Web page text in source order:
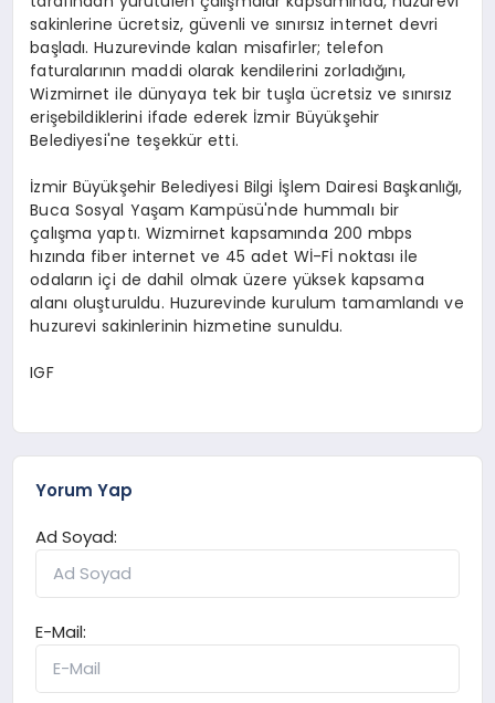
sakinlerine ücretsiz, güvenli ve sınırsız internet devri
başladı. Huzurevinde kalan misafirler; telefon
faturalarının maddi olarak kendilerini zorladığını,
Wizmirnet ile dünyaya tek bir tuşla ücretsiz ve sınırsız
erişebildiklerini ifade ederek İzmir Büyükşehir
Belediyesi'ne teşekkür etti.
İzmir Büyükşehir Belediyesi Bilgi İşlem Dairesi Başkanlığı,
Buca Sosyal Yaşam Kampüsü'nde hummalı bir
çalışma yaptı. Wizmirnet kapsamında 200 mbps
hızında fiber internet ve 45 adet Wİ-Fİ noktası ile
odaların içi de dahil olmak üzere yüksek kapsama
alanı oluşturuldu. Huzurevinde kurulum tamamlandı ve
huzurevi sakinlerinin hizmetine sunuldu.
IGF
Yorum Yap
Ad Soyad:
E-Mail: